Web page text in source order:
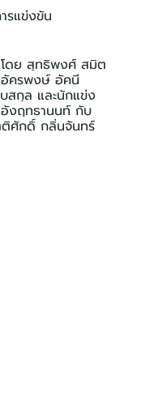
รแข่งขัน
โดย สุทธิพงศ์ สมิต
ครพงษ์ อัคนี
กุล และนักแข่ง
งฤทธานนท์ กับ
ศักดิ์ กลิ่นจันทร์